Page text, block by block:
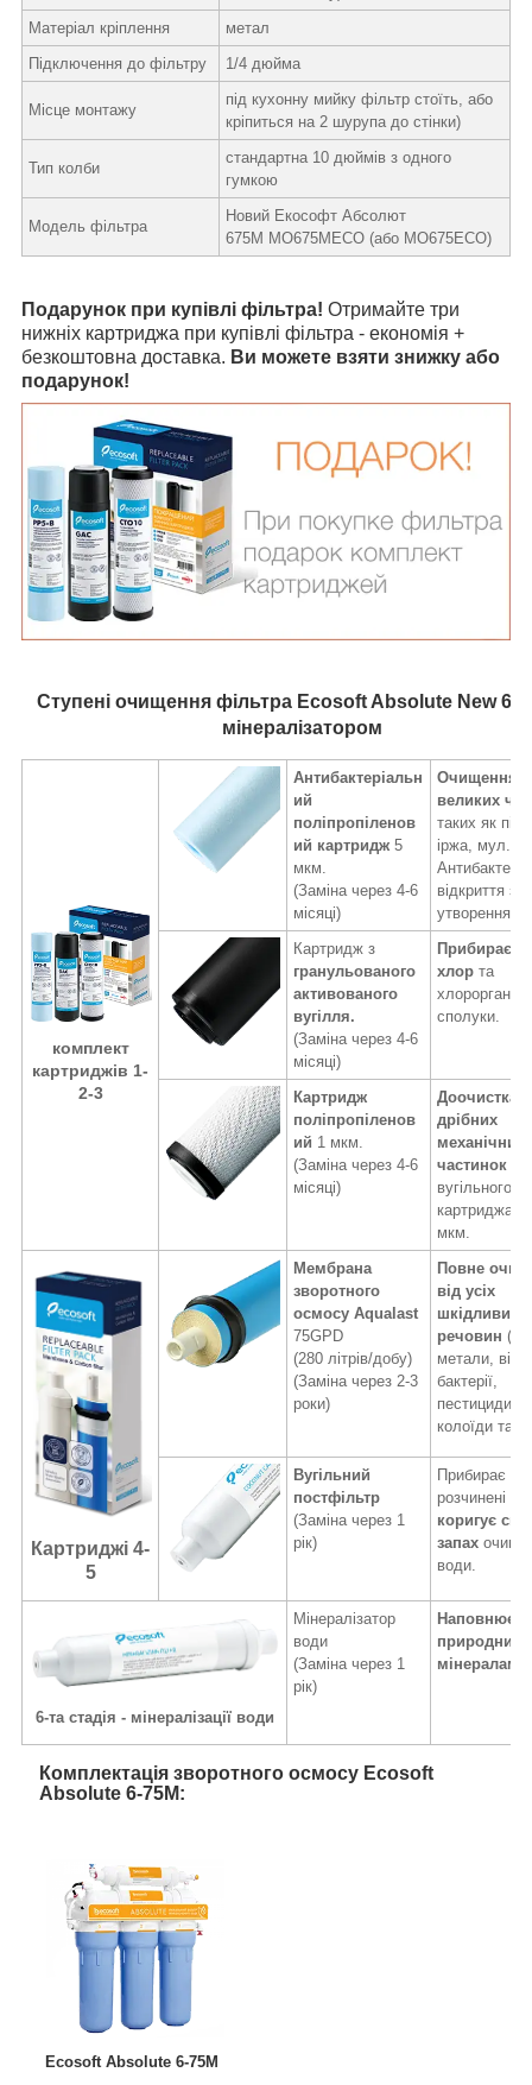
Матеріал кріплення
метал
Підключення до фільтру
1/4 дюйма
Місце монтажу
під кухонну мийку фільтр стоїть, або
кріпиться на 2 шурупа до стінки)
Тип колби
стандартна 10 дюймів з одного
гумкою
Модель фільтра
Новий Екософт Абсолют
675M MO675MECO (або MO675ECO)
Подарунок при купівлі фільтра! Отримайте три
нижніх картриджа при купівлі фільтра - економія +
безкоштовна доставка. Ви можете взяти знижку або
подарунок!
Ступені очищення фільтра Ecosoft Absolute New 6-
мінералізатором
комплект
картриджів 1-
2-3
Антибактеріальн
ий
поліпропіленов
ий картридж 5
мкм.
(Заміна через 4-6
місяці)
Очищення
великих
таких як
іржа, мул.
відкриття
утворення
Картридж з
гранульованого
активованого
вугілля.
(Заміна через 4-6
місяці)
Прибирає з
хлор та
сполуки.
Картридж
поліпропіленов
ий 1 мкм.
(Заміна через 4-6
місяці)
Доочистка
дрібних
механічних
частинок
вугільного
картриджа
мкм.
Картриджі 4-
5
Мембрана
зворотного
осмосу Aqualast
75GPD
(280 літрів/добу)
(Заміна через 2-3
роки)
Повне
від усіх
шкідливих
речовин
метали,
бактерії,
пестициди,
колоїди та
Вугільний
постфільтр
(Заміна через 1
рік)
Прибирає з
розчинені
коригує
запах
води.
6-та стадія - мінералізації води
Мінералізатор
води
(Заміна через 1
рік)
Наповнює
мінералами
Комплектація зворотного осмосу Ecosoft
Absolute 6-75М:
Ecosoft Absolute 6-75М